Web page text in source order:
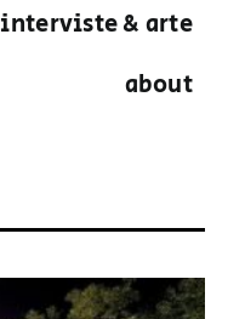
interviste & arte
about